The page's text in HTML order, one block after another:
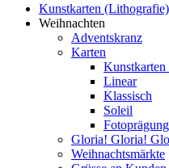
Kunstkarten (Lithografie)
Weihnachten
Adventskranz
Karten
Linear
Klassisch
Soleil
Fotoprägung
Gloria! Gloria!
Weihnachtsmärkte